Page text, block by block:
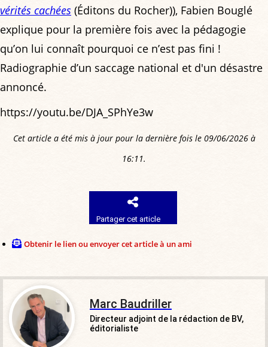
vérités cachées (Éditons du Rocher)), Fabien Bouglé
explique pour la première fois avec la pédagogie
qu’on lui connaît pourquoi ce n’est pas fini !
Radiographie d’un saccage national et d'un désastre
annoncé.
https://youtu.be/DJA_SPhYe3w
Cet article a été mis à jour pour la dernière fois le 09/06/2026 à
16:11.
Partager cet article
Obtenir le lien ou envoyer cet article à un ami
Marc Baudriller
Directeur adjoint de la rédaction de BV,
éditorialiste